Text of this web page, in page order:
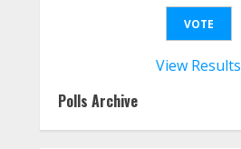
View Results
Polls Archive